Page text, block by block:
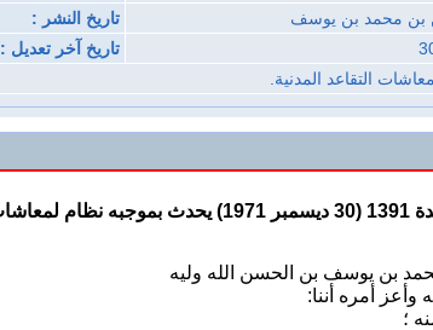
بن محمد بن يوسف تاريخ النشر :
تاريخ آخر تعديل :
التقاعد المدنية.
بن يوسف بن الحسن الله وليه
أمره أننا: